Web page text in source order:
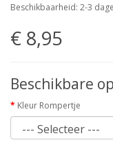
Beschikbaarheid: 2-3
€ 8,95
Beschikbare
Kleur Rompertje